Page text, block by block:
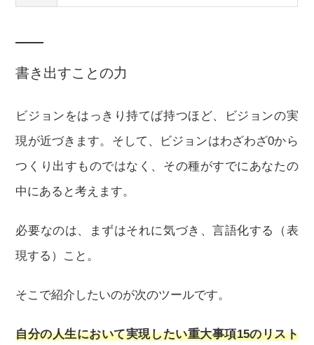
書き出すことの力
ビジョンをはっきり持てば持つほど、ビジョンの実
現が近づきます。そして、ビジョンはわざわざ0から
つくり出すものではなく、その種がすでにあなたの
中にあると考えます。
必要なのは、まずはそれに気づき、言語化する（表
現する）こと。
そこで紹介したいのが次のツールです。
自分の人生において実現したい重大事項15のリスト